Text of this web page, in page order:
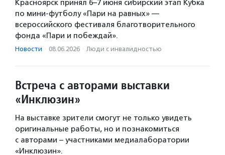
Красноярск принял 6–7 июня сибирский этап Кубка
по мини-футболу «Пари на равных» —
всероссийского фестиваля благотворительного
фонда «Пари и побеждай».
Новости · 08.06.2026 · Люди с инвалидностью
Встреча с авторами выставки
«Инклюзин»
На выставке зрители смогут не только увидеть
оригинальные работы, но и познакомиться
с авторами – участниками медиалаборатории
«Инклюзин».